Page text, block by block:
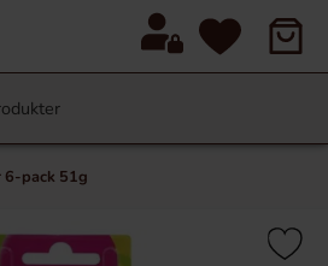
6-pack 51g